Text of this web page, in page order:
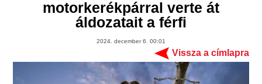
motorkerékpárral verte át
áldozatait a férfi
2024. december 6. 00:01
Vissza a címlapra